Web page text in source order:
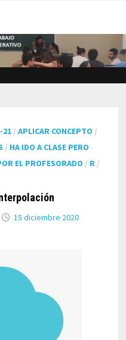
21 /APLICAR CONCEPTO /
/ HA IDO A CLASE PERO
EL PROFESORADO / R /
15 diciembre 2020